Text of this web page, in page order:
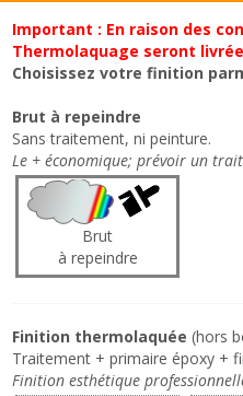
Important : En raison des
Thermolaquage seront
Choisissez votre finition
Brut à repeindre
Sans traitement, ni peinture.
Le + économique; prévoir un
Brut
à repeindre
Finition thermolaquée (hors
Traitement + primaire époxy +
Finition esthétique